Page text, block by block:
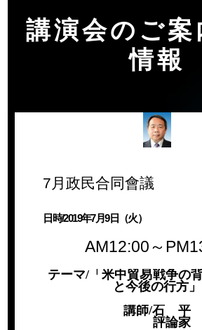
講演会のご案
情報
7月政民合同會議
日時/2019年7月9日（火）
AM12:00～
テーマ/ 「米中貿易戦争の
と今後の行方」
講師/石 平
評論家